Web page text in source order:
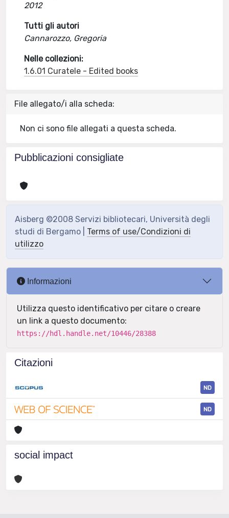
2012
Tutti gli autori
Cannarozzo, Gregoria
Nelle collezioni:
1.6.01 Curatele - Edited books
File allegato/i alla scheda:
Non ci sono file allegati a questa scheda.
Pubblicazioni consigliate
Aisberg ©2008 Servizi bibliotecari, Università degli
studi di Bergamo | Terms of use/Condizioni di
utilizzo
Informazioni
Utilizza questo identificativo per citare o creare
un link a questo documento:
https://hdl.handle.net/10446/28388
Citazioni
ND
ND
social impact